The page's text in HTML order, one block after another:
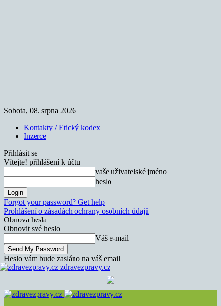
Sobota, 08. srpna 2026
Kontakty / Etický kodex
Inzerce
Přihlásit se
Vítejte! přihlášení k účtu
vaše uživatelské jméno
heslo
Forgot your password? Get help
Prohlášení o zásadách ochrany osobních údajů
Obnova hesla
Obnovit své heslo
Váš e-mail
Heslo vám bude zasláno na váš email
zdravezpravy.cz